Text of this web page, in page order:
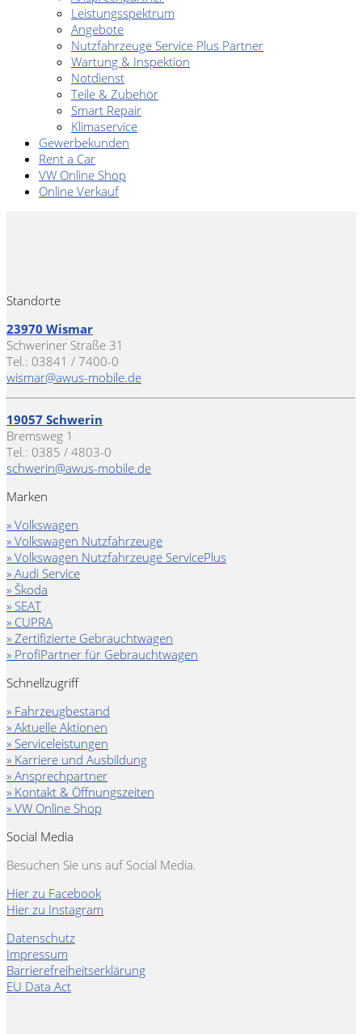
Leistungsspektrum
Angebote
Nutzfahrzeuge Service Plus Partner
Wartung & Inspektion
Notdienst
Teile & Zubehör
Smart Repair
Klimaservice
Gewerbekunden
Rent a Car
VW Online Shop
Online Verkauf
Standorte
23970 Wismar
Schweriner Straße 31
Tel.: 03841 / 7400-0
wismar@awus-mobile.de
19057 Schwerin
Bremsweg 1
Tel.: 0385 / 4803-0
schwerin@awus-mobile.de
Marken
» Volkswagen
» Volkswagen Nutzfahrzeuge
» Volkswagen Nutzfahrzeuge ServicePlus
» Audi Service
» Škoda
» SEAT
» CUPRA
» Zertifizierte Gebrauchtwagen
» ProfiPartner für Gebrauchtwagen
Schnellzugriff
» Fahrzeugbestand
» Aktuelle Aktionen
» Serviceleistungen
» Karriere und Ausbildung
» Ansprechpartner
» Kontakt & Öffnungszeiten
» VW Online Shop
Social Media
Besuchen Sie uns auf Social Media.
Hier zu Facebook
Hier zu Instagram
Datenschutz
Impressum
Barrierefreiheitserklärung
EU Data Act